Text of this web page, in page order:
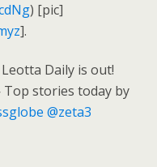
) [pic]
].
Daily is out!
Top stories today by
@zeta3